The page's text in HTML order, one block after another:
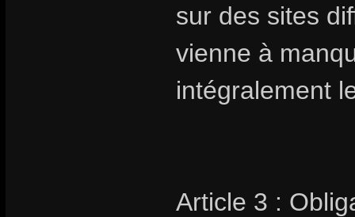
sur des sites
vienne à
intégralement
Article 3 :